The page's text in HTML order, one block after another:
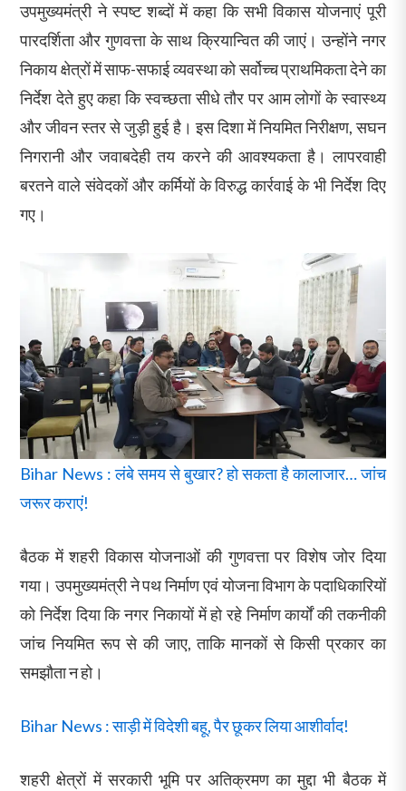
उपमुख्यमंत्री ने स्पष्ट शब्दों में कहा कि सभी विकास योजनाएं पूरी
पारदर्शिता और गुणवत्ता के साथ क्रियान्वित की जाएं। उन्होंने नगर
निकाय क्षेत्रों में साफ-सफाई व्यवस्था को सर्वोच्च प्राथमिकता देने का
निर्देश देते हुए कहा कि स्वच्छता सीधे तौर पर आम लोगों के स्वास्थ्य
और जीवन स्तर से जुड़ी हुई है। इस दिशा में नियमित निरीक्षण, सघन
निगरानी और जवाबदेही तय करने की आवश्यकता है। लापरवाही
बरतने वाले संवेदकों और कर्मियों के विरुद्ध कार्रवाई के भी निर्देश दिए
गए।
Bihar News : लंबे समय से बुखार? हो सकता है कालाजार… जांच
जरूर कराएं!
बैठक में शहरी विकास योजनाओं की गुणवत्ता पर विशेष जोर दिया
गया। उपमुख्यमंत्री ने पथ निर्माण एवं योजना विभाग के पदाधिकारियों
को निर्देश दिया कि नगर निकायों में हो रहे निर्माण कार्यों की तकनीकी
जांच नियमित रूप से की जाए, ताकि मानकों से किसी प्रकार का
समझौता न हो।
Bihar News : साड़ी में विदेशी बहू, पैर छूकर लिया आशीर्वाद!
शहरी क्षेत्रों में सरकारी भूमि पर अतिक्रमण का मुद्दा भी बैठक में